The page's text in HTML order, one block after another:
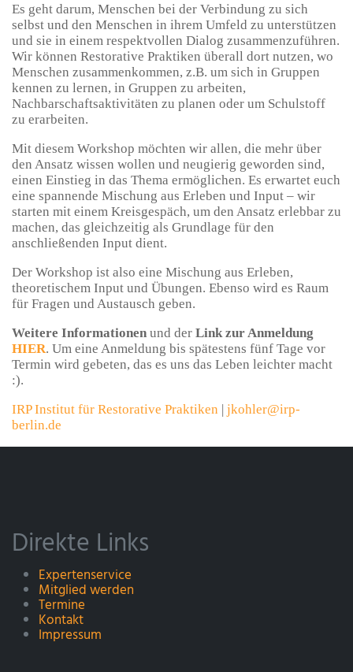
Es geht darum, Menschen bei der Verbindung zu sich
selbst und den Menschen in ihrem Umfeld zu unterstützen
und sie in einem respektvollen Dialog zusammenzuführen.
Wir können Restorative Praktiken überall dort nutzen, wo
Menschen zusammenkommen, z.B. um sich in Gruppen
kennen zu lernen, in Gruppen zu arbeiten,
Nachbarschaftsaktivitäten zu planen oder um Schulstoff
zu erarbeiten.
Mit diesem Workshop möchten wir allen, die mehr über
den Ansatz wissen wollen und neugierig geworden sind,
einen Einstieg in das Thema ermöglichen. Es erwartet euch
eine spannende Mischung aus Erleben und Input – wir
starten mit einem Kreisgespäch, um den Ansatz erlebbar zu
machen, das gleichzeitig als Grundlage für den
anschließenden Input dient.
Der Workshop ist also eine Mischung aus Erleben,
theoretischem Input und Übungen. Ebenso wird es Raum
für Fragen und Austausch geben.
Weitere Informationen und der Link zur Anmeldung
HIER. Um eine Anmeldung bis spätestens fünf Tage vor
Termin wird gebeten, das es uns das Leben leichter macht
:).
IRP Institut für Restorative Praktiken | jkohler@irp-
berlin.de
Direkte Links
Expertenservice
Mitglied werden
Termine
Kontakt
Impressum